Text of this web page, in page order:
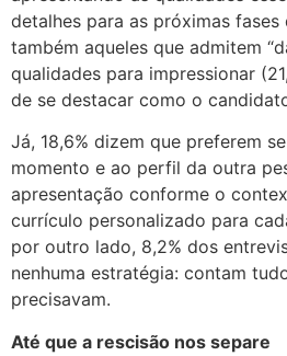
detalhes para as próximas fases
também aqueles que admitem
qualidades para impressionar
de se destacar como o
Já, 18,6% dizem que preferem
momento e ao perfil da outra
apresentação conforme o
currículo personalizado para
por outro lado, 8,2% dos
nenhuma estratégia: contam
precisavam.
Até que a rescisão nos separe